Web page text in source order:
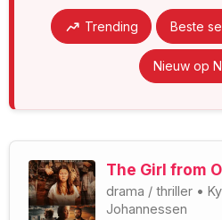
Trending Beste
Nieuw op
The Girl from
drama / thriller •
Johannessen